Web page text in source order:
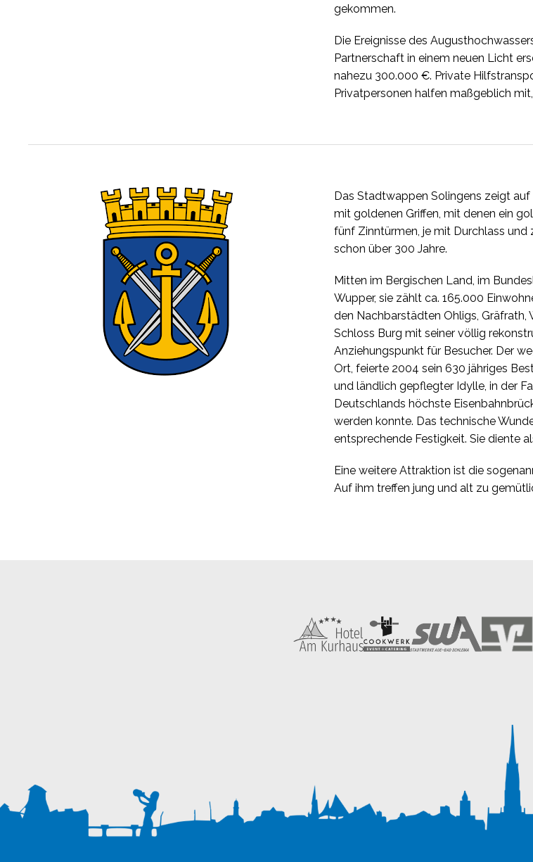
gekommen.
Die Ereignisse des
Partnerschaft in einem neuen Licht
nahezu 300.000 €. Private
Privatpersonen halfen maßgeblich
Das Stadtwappen Solingens zeigt
mit goldenen Griffen, mit denen ein
fünf Zinntürmen, je mit Durchlass
schon über 300 Jahre.
Mitten im Bergischen Land, im
Wupper, sie zählt ca. 165.000
den Nachbarstädten Ohligs, Gräfrath,
Schloss Burg mit seiner völlig
Anziehungspunkt für Besucher. Der
Ort, feierte 2004 sein 630 jähriges
und ländlich gepflegter Idylle, in der
Deutschlands höchste
werden konnte. Das technische
entsprechende Festigkeit. Sie diente
Eine weitere Attraktion ist die
Auf ihm treffen jung und alt zu